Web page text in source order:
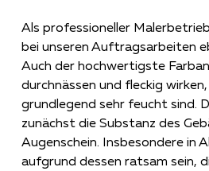
Als professioneller
bei unseren Auftragsarbeiten
Auch der hochwertigste
durchnässen und fleckig
grundlegend sehr feucht sind.
zunächst die Substanz des
Augenschein. Insbesondere in
aufgrund dessen ratsam sein,